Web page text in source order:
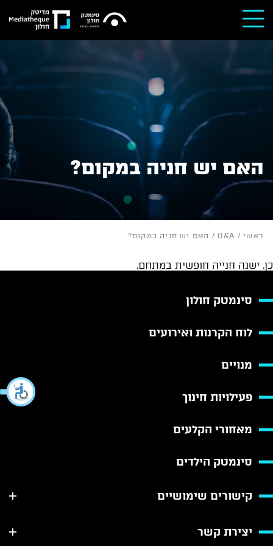
האם יש חניה במקום?
ראשי/
Q&A
/ האם יש חניה במקום?
כן. ישנה חנייה חופשית במתחם.
סינמטק חולון
לוח הקרנות ואירועים
מנויים
פעילויות חינוך
מאחורי הקלעים
סינמטק הילדים
קישורים שימושיים
יצירת קשר